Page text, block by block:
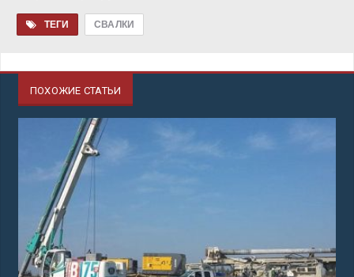
ТЕГИ СВАЛКИ
ПОХОЖИЕ СТАТЬИ